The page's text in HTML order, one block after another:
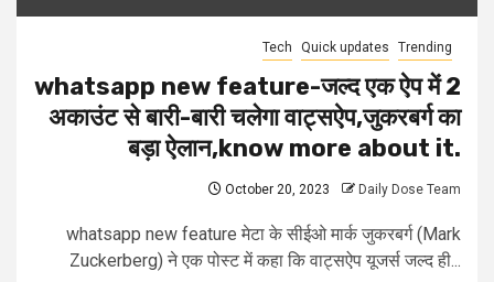
Tech Quick updates Trending
whatsapp new feature-जल्द एक ऐप में 2
अकाउंट से बारी-बारी चलेगा वाट्सऐप,जुकरबर्ग का
बड़ा ऐलान,know more about it.
October 20, 2023 Daily Dose Team
whatsapp new feature मेटा के सीईओ मार्क जुकरबर्ग (Mark
Zuckerberg) ने एक पोस्ट में कहा कि वाट्सऐप यूजर्स जल्द ही...